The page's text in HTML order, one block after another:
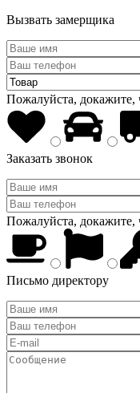
Вызвать замерщика
Пожалуйста, докажите,
Заказать звонок
Пожалуйста, докажите,
Письмо директору